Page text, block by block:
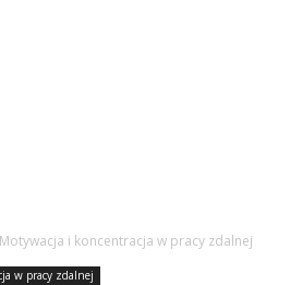
Motywacja i koncentracja w pracy zdalnej
w pracy zdalnej